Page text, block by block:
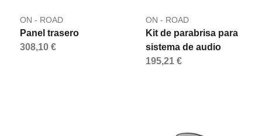
ON - ROAD
Panel trasero
308,10 €
ON - ROAD
Kit de parabrisa para
sistema de audio
195,21 €